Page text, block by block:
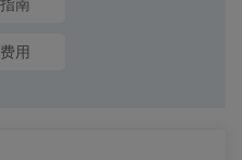
南
用